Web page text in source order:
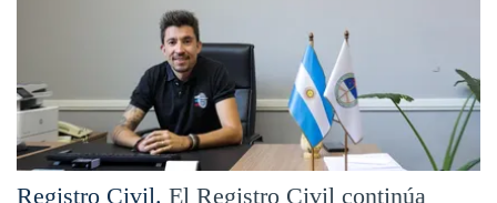
Registro Civil. El Registro Civil continúa